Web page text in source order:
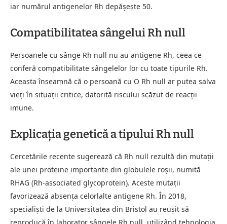
iar numărul antigenelor Rh depășește 50.
Compatibilitatea sângelui Rh null
Persoanele cu sânge Rh null nu au antigene Rh, ceea ce
conferă compatibilitate sângelelor lor cu toate tipurile Rh.
Aceasta înseamnă că o persoană cu O Rh null ar putea salva
vieți în situații critice, datorită riscului scăzut de reacții
imune.
Explicația genetică a tipului Rh null
Cercetările recente sugerează că Rh null rezultă din mutații
ale unei proteine importante din globulele roșii, numită
RHAG (Rh-associated glycoprotein). Aceste mutații
favorizează absența celorlalte antigene Rh. În 2018,
specialiști de la Universitatea din Bristol au reușit să